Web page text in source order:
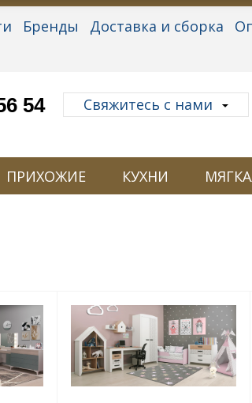
Бренды Доставка и сборка
54 Свяжитесь с нами
ПРИХОЖИЕ КУХНИ